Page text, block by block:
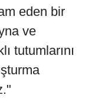
eden bir
ve
tutumlarını